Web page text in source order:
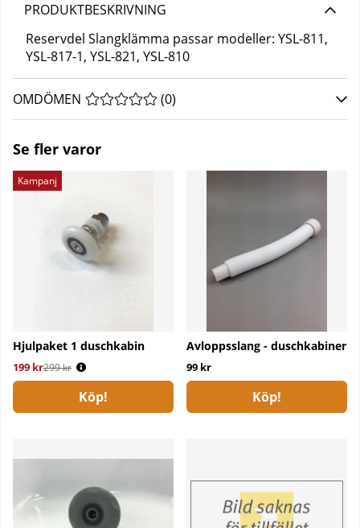
PRODUKTBESKRIVNING
Reservdel Slangklämma passar modeller: YSL-811,
YSL-817-1, YSL-821, YSL-810
OMDÖMEN MEDELBETYG 0 AV 5 ANTAL BETYG 0
(0)
Se fler varor
Kampanj
Hjulpaket 1 duschkabin
199 kr
Ordinarie pris:
299 kr
Köp!
Avloppsslang - duschkabiner
99 kr
Köp!